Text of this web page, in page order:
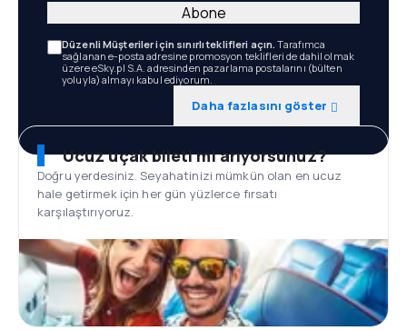
Düzenli Müşteriler için sınırlı teklifleri açın. Tarafımca
sağlanan e-posta adresine promosyon teklifleri de dahil olmak
üzere eSky.pl S.A. adresinden pazarlama postalarını (bülten
yoluyla) almayı kabul ediyorum.
Daha fazlasını göster
Abone
Ucuz uçak bileti mi arıyorsunuz?
Doğru yerdesiniz. Seyahatinizi mümkün olan en ucuz
hale getirmek için her gün yüzlerce fırsatı
karşılaştırıyoruz.